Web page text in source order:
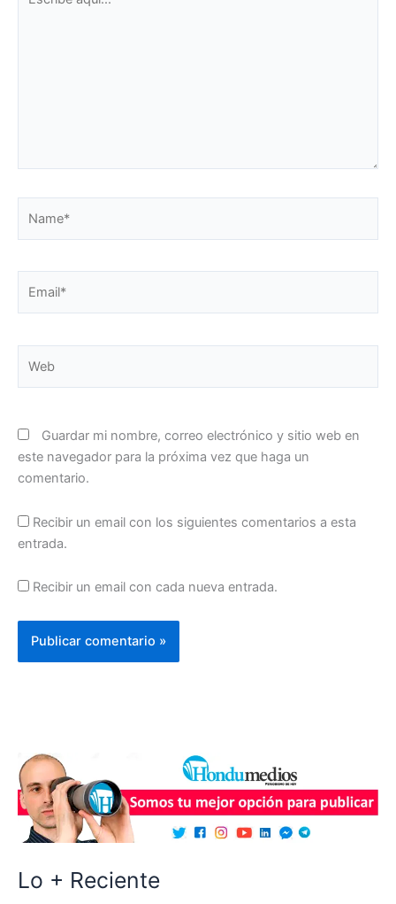
aquí...
Guardar mi nombre, correo electrónico y sitio web en
este navegador para la próxima vez que haga un
comentario.
Recibir un email con los siguientes comentarios a esta
entrada.
Recibir un email con cada nueva entrada.
Lo + Reciente